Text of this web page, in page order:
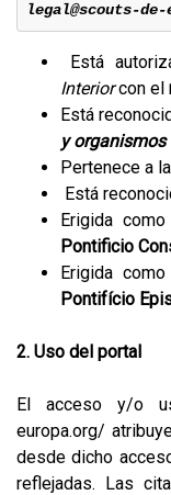
legal@scouts-
Está
Interiorcon el
Está
y
Pertenece a la
Está
Erigida
Pontificio
Erigida como
Pontifício
2. Uso del portal
El acceso y/o
europa.org/
desde dicho
reflejadas. Las